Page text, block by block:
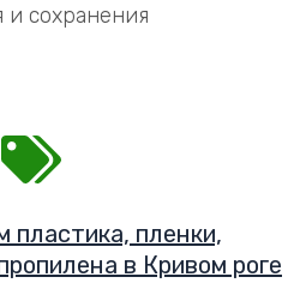
и сохранения
пластика, пленки,
в Кривом роге